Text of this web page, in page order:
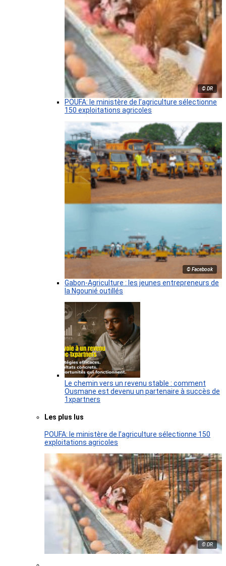
© DR
POUFA: le ministère de l’agriculture sélectionne
150 exploitations agricoles
© Facebook
Gabon-Agriculture : les jeunes entrepreneurs de
la Ngounié outillés
Le chemin vers un revenu stable : comment
Ousmane est devenu un partenaire à succès de
1xpartners
Les plus lus
POUFA: le ministère de l’agriculture sélectionne 150
exploitations agricoles
© DR